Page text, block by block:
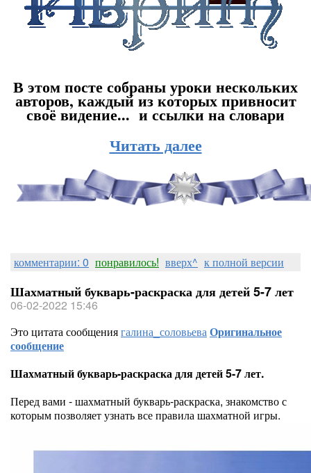
В этом посте собраны уроки нескольких
авторов, каждый из которых привносит
своё видение... и ссылки на словари
Читать далее
комментарии: 0 понравилось! вверх^ к полной версии
Шахматный букварь-раскраска для детей 5-7 лет
06-02-2022 15:46
Это цитата сообщениягалина_соловьеваОригинальное
сообщение
Шахматный букварь-раскраска для детей 5-7 лет.
Перед вами - шахматный букварь-раскраска, знакомство с
которым позволяет узнать все правила шахматной игры.